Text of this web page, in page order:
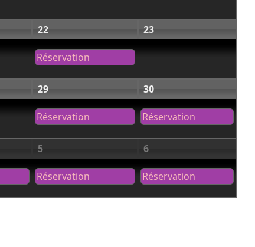
22
Réservation
23
29
Réservation
30
Réservation
5
Réservation
6
Réservation